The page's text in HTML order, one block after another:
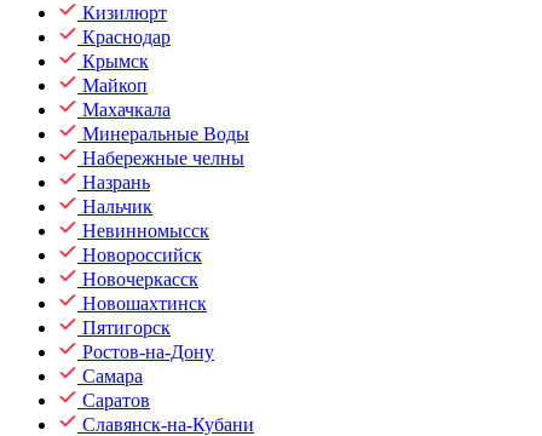
Кизилюрт
Краснодар
Крымск
Майкоп
Махачкала
Минеральные Воды
Набережные челны
Назрань
Нальчик
Невинномысск
Новороссийск
Новочеркасск
Новошахтинск
Пятигорск
Ростов-на-Дону
Самара
Саратов
Славянск-на-Кубани